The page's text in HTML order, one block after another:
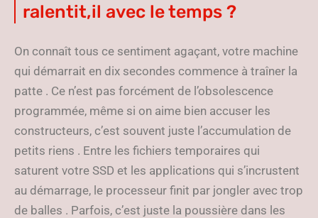
ralentit,il avec le temps ?
On connaît tous ce sentiment agaçant, votre machine
qui démarrait en dix secondes commence à traîner la
patte . Ce n’est pas forcément de l’obsolescence
programmée, même si on aime bien accuser les
constructeurs, c’est souvent juste l’accumulation de
petits riens . Entre les fichiers temporaires qui
saturent votre SSD et les applications qui s’incrustent
au démarrage, le processeur finit par jongler avec trop
de balles . Parfois, c’est juste la poussière dans les